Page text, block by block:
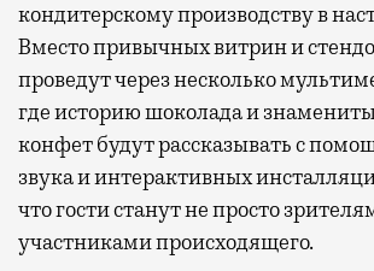
кондитерскому производству в
Вместо привычных витрин и
проведут через несколько
где историю шоколада и
конфет будут рассказывать с
звука и интерактивных
что гости станут не просто
участниками происходящего.